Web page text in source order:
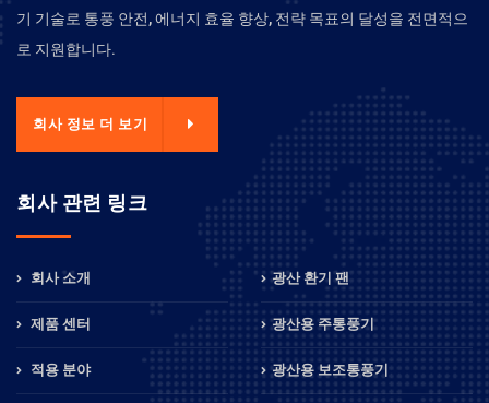
기 기술로 통풍 안전, 에너지 효율 향상, 전략 목표의 달성을 전면적으
로 지원합니다.
회사 정보 더 보기
회사 관련 링크
회사 소개
제품 센터
적용 분야
광산 환기 팬
광산용 주통풍기
광산용 보조통풍기